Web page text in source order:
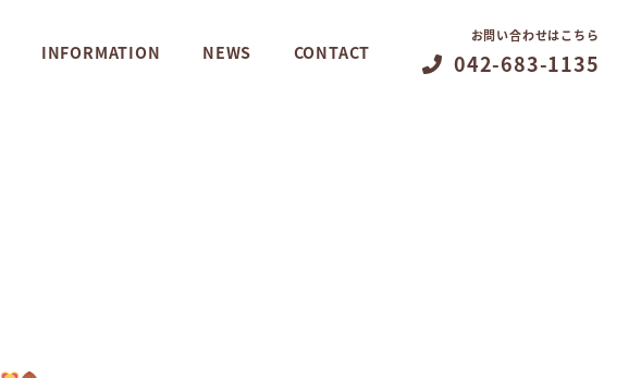
INFORMATION NEWS CONTACT
お問い合わせはこちら
042-683-1135